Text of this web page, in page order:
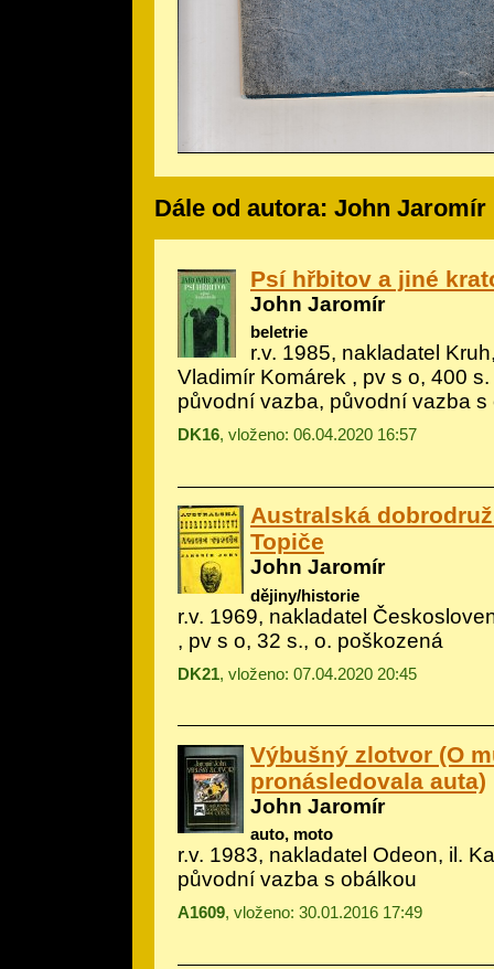
Dále od autora: John Jaromír
Psí hřbitov a jiné
John Jaromír
beletrie
r.v. 1985, nakladatel
Vladimír Komárek , pv s o, 400 s.
původní vazba, původní vazba s
DK16, vloženo: 06.04.2020 16:57
Australská
Topiče
John Jaromír
dějiny/historie
r.v. 1969, nakladatel
, pv s o, 32 s., o. poškozená
DK21, vloženo: 07.04.2020 20:45
Výbušný zlotvor (O
pronásledovala auta)
John Jaromír
auto, moto
r.v. 1983, nakladatel Odeon, il.
původní vazba s obálkou
A1609, vloženo: 30.01.2016 17:49